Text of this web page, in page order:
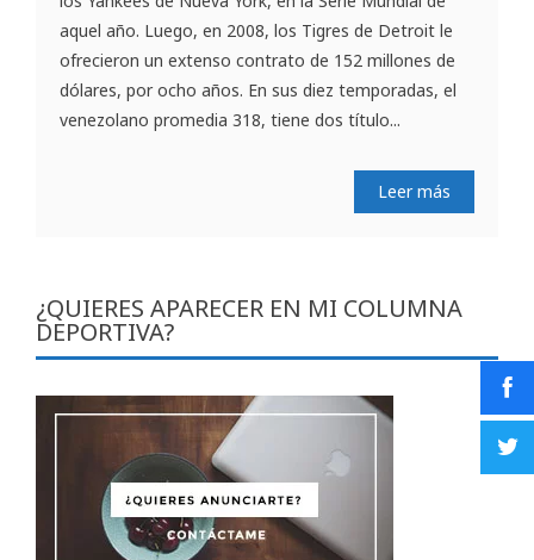
aquel año. Luego, en 2008, los Tigres de Detroit le
ofrecieron un extenso contrato de 152 millones de
dólares, por ocho años. En sus diez temporadas, el
venezolano promedia 318, tiene dos título...
Leer más
¿QUIERES APARECER EN MI COLUMNA
DEPORTIVA?